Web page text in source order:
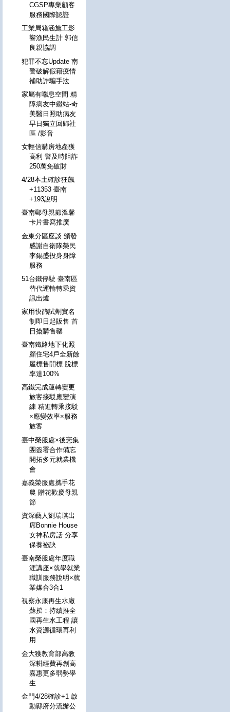
CGSP專業顧客
服務國際認證
工業局箱涵施工影
響漁民生計 郭信
良親協調
犯罪不忘Update 南
警破解假藉疫情
補助詐騙手法
家屬有喘息空間 精
障病友中繼站-奇
美醫日照助病友
早日獨立回歸社
區 /影音
女輕信購房地產獲
高利 警及時阻詐
250萬免破財
4/28本土確診狂飆
+11353 臺南
+193說明
臺南郵母親節溫馨
卡片書寫推廣
金東分區座談 頒發
感謝自衛隊榮民
李錫盛投身身障
服務
51台鐵停駛 臺南區
替代運輸轉乘資
訊出爐
家用快篩試劑實名
制即日起販售 首
日搶購售罄
臺南鐵路地下化照
顧住宅4戶全新餘
屋標售開標 脫標
率達100%
高鐵完成運轉變更
旅客接駁應變演
練 精進轉乘接駁
×應變效率×服務
旅客
臺中榮服處×後憲集
團簽署合作備忘
開拓多元就業機
會
嘉義榮服處攜手花
農 贈花歡慶母親
節
資深藝人劉瑞琪出
席Bonnie House
女神私房話 分享
保養祕訣
臺南榮服處年度職
涯講座×就學就業
職訓服務說明×就
業媒合3合1
視察永康再生水廠
蘇揆：持續推全
國再生水工程 讓
水資源循環再利
用
金大獲教育部高教
深耕經費再創高
嘉惠更多弱勢學
生
金門4/28確診+1 啟
動縣府分流辦公